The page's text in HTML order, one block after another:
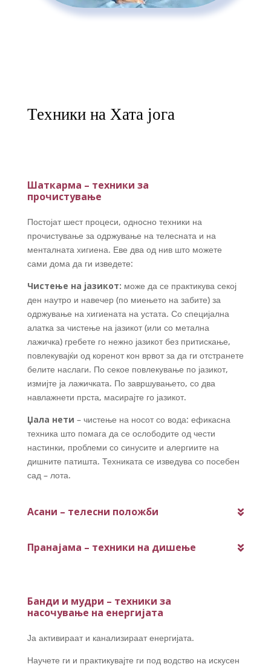
Техники на Хата јога
Шаткарма – техники за
прочистување
Постојат шест процеси, односно техники на
прочистување за одржување на телесната и на
менталната хигиена. Еве два од нив што можете
сами дома да ги изведете:
Чистење на јазикот: може да се практикува секој
ден наутро и навечер (по миењето на забите) за
одржување на хигиената на устата. Со специјална
алатка за чистење на јазикот (или со метална
лажичка) гребете го нежно јазикот без притискање,
повлекувајќи од коренот кон врвот за да ги отстранете
белите наслаги. По секое повлекување по јазикот,
измијте ја лажичката. По завршувањето, со два
навлажнети прста, масирајте го јазикот.
Џала нети – чистење на носот со вода: ефикасна
техника што помага да се ослободите од чести
настинки, проблеми со синусите и алергиите на
дишните патишта. Техниката се изведува со посебен
сад – лота.
Асани – телесни положби
Пранајама – техники на дишење
Банди и мудри – техники за
насочување на енергијата
Ја активираат и канализираат енергијата.
Научете ги и практикувајте ги под водство на искусен